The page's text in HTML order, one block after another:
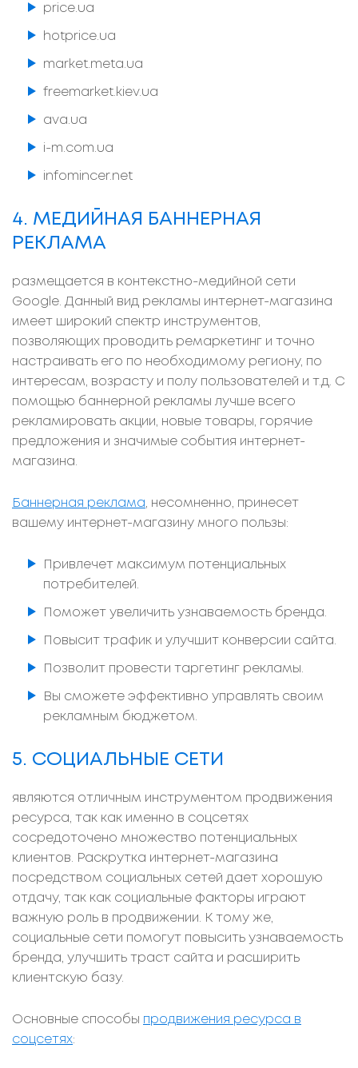
price.ua
hotprice.ua
market.meta.ua
freemarket.kiev.ua
ava.ua
i-m.com.ua
infomincer.net
4. МЕДИЙНАЯ БАННЕРНАЯ
РЕКЛАМА
размещается в контекстно-медийной сети
Google. Данный вид рекламы интернет-магазина
имеет широкий спектр инструментов,
позволяющих проводить ремаркетинг и точно
настраивать его по необходимому региону, по
интересам, возрасту и полу пользователей и т.д. С
помощью баннерной рекламы лучше всего
рекламировать акции, новые товары, горячие
предложения и значимые события интернет-
магазина.
Баннерная реклама , несомненно, принесет
вашему интернет-магазину много пользы:
Привлечет максимум потенциальных
потребителей.
Поможет увеличить узнаваемость бренда.
Повысит трафик и улучшит конверсии сайта.
Позволит провести таргетинг рекламы.
Вы сможете эффективно управлять своим
рекламным бюджетом.
5. СОЦИАЛЬНЫЕ СЕТИ
являются отличным инструментом продвижения
ресурса, так как именно в соцсетях
сосредоточено множество потенциальных
клиентов. Раскрутка интернет-магазина
посредством социальных сетей дает хорошую
отдачу, так как социальные факторы играют
важную роль в продвижении. К тому же,
социальные сети помогут повысить узнаваемость
бренда, улучшить траст сайта и расширить
клиентскую базу.
Основные способы продвижения ресурса в
соцсетях: